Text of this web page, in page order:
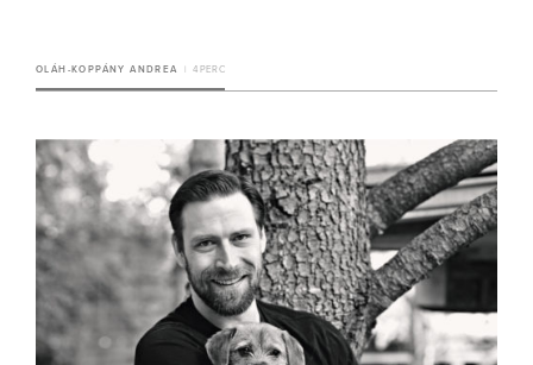
OLÁH-KOPPÁNY ANDREA 4 PERC